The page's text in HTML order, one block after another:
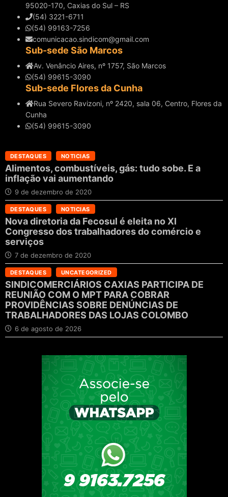
95020-170, Caxias do Sul – RS
(54) 3221-6711
(54) 99163-7256
comunicacao.sindicom@gmail.com
Sub-sede São Marcos
Av. Venâncio Aires, nº 1757, São Marcos
(54) 99615-3090
Sub-sede Flores da Cunha
Rua Severo Ravizoni, nº 2420, sala 06, Centro, Flores da
Cunha
(54) 99615-3090
DESTAQUES NOTICIAS
Alimentos, combustíveis, gás: tudo sobe. E a
inflação vai aumentando
9 de dezembro de 2020
DESTAQUES NOTICIAS
Nova diretoria da Fecosul é eleita no XI
Congresso dos trabalhadores do comércio e
serviços
7 de dezembro de 2020
DESTAQUES UNCATEGORIZED
SINDICOMERCIÁRIOS CAXIAS PARTICIPA DE
REUNIÃO COM O MPT PARA COBRAR
PROVIDÊNCIAS SOBRE DENÚNCIAS DE
TRABALHADORES DAS LOJAS COLOMBO
6 de agosto de 2026